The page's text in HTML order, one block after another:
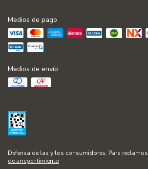
Medios de pago
Medios de envío
Defensa de las y los consumidores. Para reclamos
de arrepentimiento